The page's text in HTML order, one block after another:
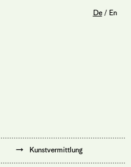
De/ En
Kunstvermittlung